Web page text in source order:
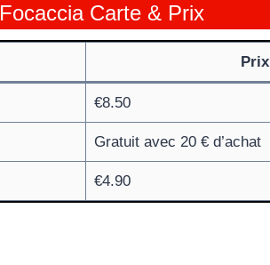
Focaccia Carte & Prix
Prix
€8.50
Gratuit avec 20 € d’achat
€4.90